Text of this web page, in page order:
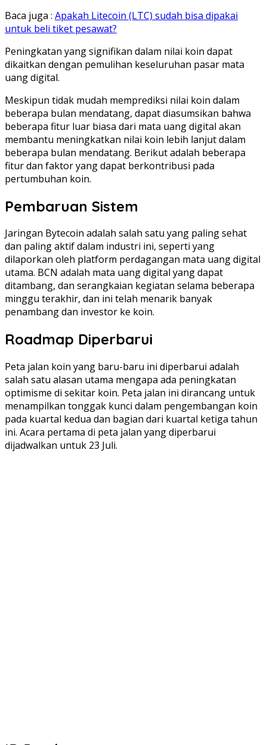
Baca juga : Apakah Litecoin (LTC) sudah bisa dipakai
untuk beli tiket pesawat?
Peningkatan yang signifikan dalam nilai koin dapat
dikaitkan dengan pemulihan keseluruhan pasar mata
uang digital.
Meskipun tidak mudah memprediksi nilai koin dalam
beberapa bulan mendatang, dapat diasumsikan bahwa
beberapa fitur luar biasa dari mata uang digital akan
membantu meningkatkan nilai koin lebih lanjut dalam
beberapa bulan mendatang. Berikut adalah beberapa
fitur dan faktor yang dapat berkontribusi pada
pertumbuhan koin.
Pembaruan Sistem
Jaringan Bytecoin adalah salah satu yang paling sehat
dan paling aktif dalam industri ini, seperti yang
dilaporkan oleh platform perdagangan mata uang digital
utama. BCN adalah mata uang digital yang dapat
ditambang, dan serangkaian kegiatan selama beberapa
minggu terakhir, dan ini telah menarik banyak
penambang dan investor ke koin.
Roadmap Diperbarui
Peta jalan koin yang baru-baru ini diperbarui adalah
salah satu alasan utama mengapa ada peningkatan
optimisme di sekitar koin. Peta jalan ini dirancang untuk
menampilkan tonggak kunci dalam pengembangan koin
pada kuartal kedua dan bagian dari kuartal ketiga tahun
ini. Acara pertama di peta jalan yang diperbarui
dijadwalkan untuk 23 Juli.